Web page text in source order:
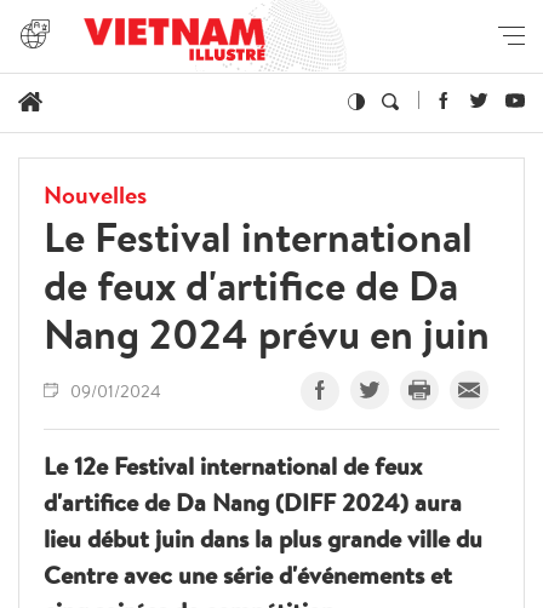
Nouvelles
Le Festival international
de feux d'artifice de Da
Nang 2024 prévu en juin
09/01/2024
Le 12e Festival international de feux
d'artifice de Da Nang (DIFF 2024) aura
lieu début juin dans la plus grande ville du
Centre avec une série d'événements et